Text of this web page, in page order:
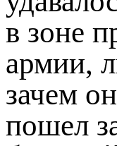
в зоне
армии,
зачем
пошел